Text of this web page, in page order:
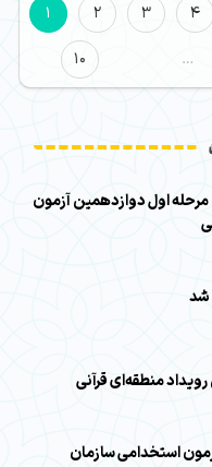
1
2 3 4
10
…
اول دوازدهمین آزمون
شد
استخدامی سازمان